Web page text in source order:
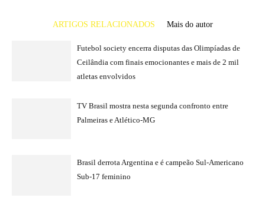
ARTIGOS RELACIONADOS Mais do autor
Futebol society encerra disputas das Olimpíadas de
Ceilândia com finais emocionantes e mais de 2 mil
atletas envolvidos
TV Brasil mostra nesta segunda confronto entre
Palmeiras e Atlético-MG
Brasil derrota Argentina e é campeão Sul-Americano
Sub-17 feminino